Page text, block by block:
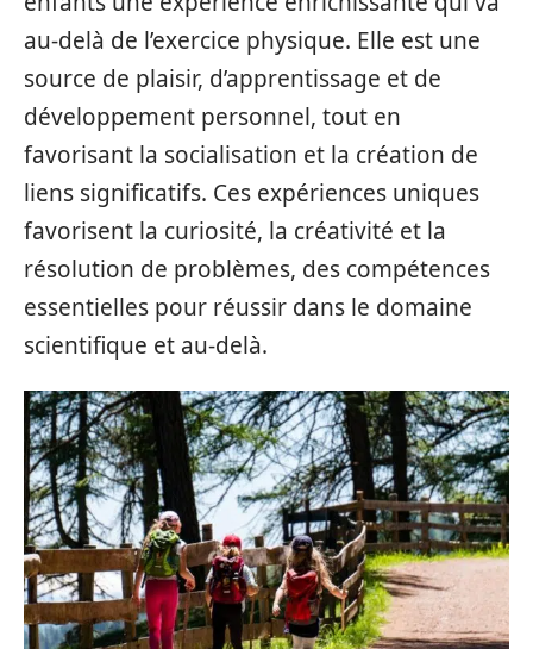
au-delà de l’exercice physique. Elle est une
source de plaisir, d’apprentissage et de
développement personnel, tout en
favorisant la socialisation et la création de
liens significatifs. Ces expériences uniques
favorisent la curiosité, la créativité et la
résolution de problèmes, des compétences
essentielles pour réussir dans le domaine
scientifique et au-delà.